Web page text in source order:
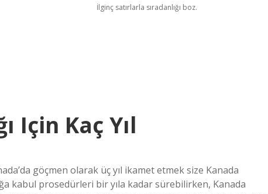
İlginç satırlarla sıradanlığı boz.
Için Kaç Yıl
göçmen olarak üç yıl ikamet etmek size Kanada
kabul prosedürleri bir yıla kadar sürebilirken, Kanada